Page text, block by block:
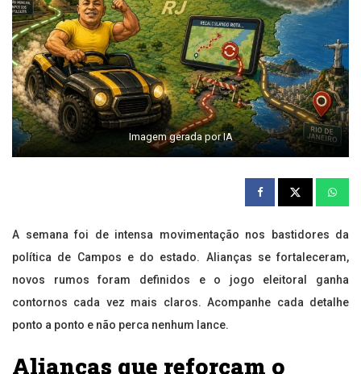
Imagem gerada por IA
A semana foi de intensa movimentação nos bastidores da
política de Campos e do estado. Alianças se fortaleceram,
novos rumos foram definidos e o jogo eleitoral ganha
contornos cada vez mais claros. Acompanhe cada detalhe
ponto a ponto e não perca nenhum lance.
Alianças que reforçam o